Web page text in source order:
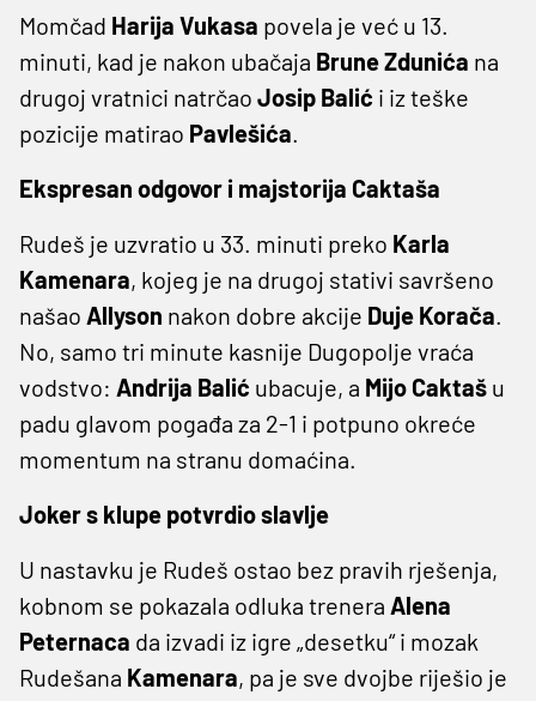
Momčad Harija Vukasa povela je već u 13.
minuti, kad je nakon ubačaja Brune Zdunića na
drugoj vratnici natrčao Josip Balić i iz teške
pozicije matirao Pavlešića.
Ekspresan odgovor i majstorija Caktaša
Rudeš je uzvratio u 33. minuti preko Karla
Kamenara, kojeg je na drugoj stativi savršeno
našao Allyson nakon dobre akcije Duje Korača.
No, samo tri minute kasnije Dugopolje vraća
vodstvo: Andrija Balić ubacuje, a Mijo Caktaš u
padu glavom pogađa za 2-1 i potpuno okreće
momentum na stranu domaćina.
Joker s klupe potvrdio slavlje
U nastavku je Rudeš ostao bez pravih rješenja,
kobnom se pokazala odluka trenera Alena
Peternaca da izvadi iz igre „desetku“ i mozak
Rudešana Kamenara, pa je sve dvojbe riješio je